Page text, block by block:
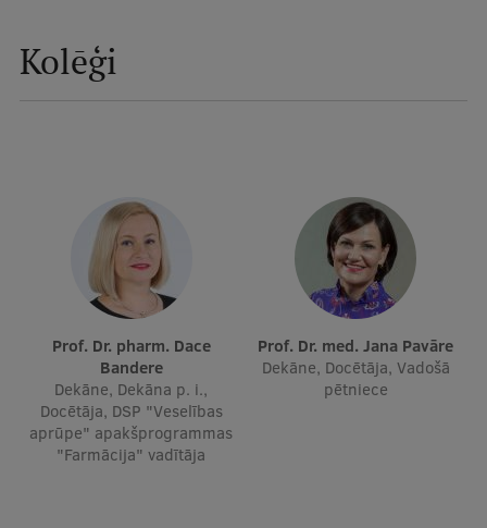
Profesionālās pilnveides kursi
ESF kvalifikācijas celšanas kursi
Pētniecība
Zinātniskie institūti un laboratorijas
Pētniecības datu pārvaldība
RSU zinātnes portāls
Kolēģi
Prof. Dr. pharm. Dace
Bandere
Dekāne, Dekāna p. i.,
Docētāja, DSP "Veselības
aprūpe" apakšprogrammas
"Farmācija" vadītāja
Prof. Dr. med. Jana Pavāre
Dekāne, Docētāja, Vadošā
pētniece